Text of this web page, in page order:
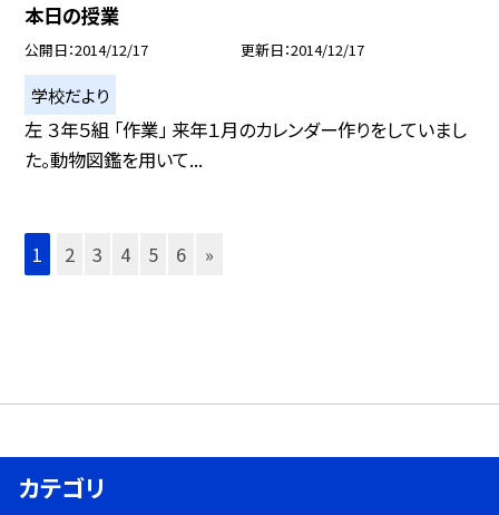
本日の授業
公開日 2014/12/17 更新日 2014/12/17
学校だより
左 ３年５組 「作業」 来年１月のカレンダー作りをしていまし
た。動物図鑑を用いて...
1 2 3 4 5 6 »
カテゴリ